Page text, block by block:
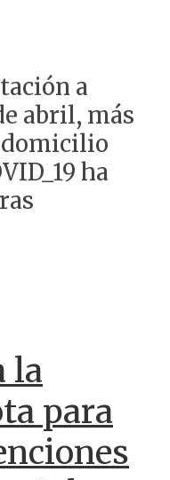
a
abril, más
domicilio
ha
la
para